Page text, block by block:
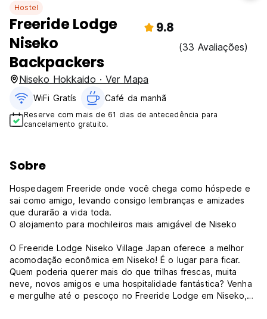
Hostel
Freeride Lodge
Niseko
Backpackers
9.8
(33 Avaliações)
Niseko Hokkaido · Ver Mapa
WiFi Gratís Café da manhã
Reserve com mais de 61 dias de antecedência para
cancelamento gratuito.
Sobre
Hospedagem Freeride onde você chega como hóspede e
sai como amigo, levando consigo lembranças e amizades
que durarão a vida toda.
O alojamento para mochileiros mais amigável de Niseko
O Freeride Lodge Niseko Village Japan oferece a melhor
acomodação econômica em Niseko! É o lugar para ficar.
Quem poderia querer mais do que trilhas frescas, muita
neve, novos amigos e uma hospitalidade fantástica? Venha
e mergulhe até o pescoço no Freeride Lodge em Niseko,